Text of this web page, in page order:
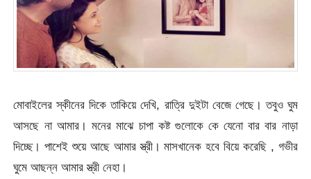
মোবাইলের স্কীনের দিকে তাকিয়ে দেখি, রাত্রি দুইটা বেজে গেছে। তবুও ঘুম
আসছে না আমার। মনের মাঝে চাপা কষ্ট গুলোকে কে যেনো বার বার নাড়া
দিচ্ছে। পাশেই শুয়ে আছে আমার স্ত্রী। মাসখানেক হবে বিয়ে করেছি , গভীর
ঘুমে আছন্ন আমার স্ত্রী নেহা।